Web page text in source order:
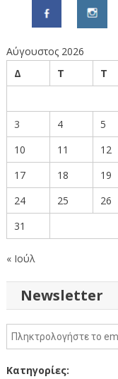
Αύγουστος 2026
Δ
Τ Τ
3
4 5
10
11 12
17
18 19
24
25 26
31
« Ιούλ
Newsletter
Κατηγορίες: